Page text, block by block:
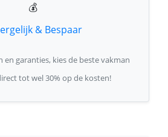
💰
& Bespaar
en garanties, kies de beste vakman
tot wel 30% op de kosten!